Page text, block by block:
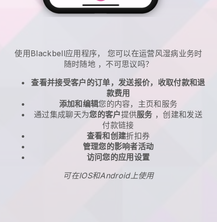
使用 Blackbell应用程序， 您可以在运营风湿病业务时
随时随地，不可思议吗？
查看并接受客户的订单，发送报价，收取付款和退
款费用
添加和编辑您的内容，主页和服务
通过集成聊天为您的客户提供服务 ，创建和发送
付款链接
查看和创建折扣券
管理您的影响者活动
访问您的应用设置
可在IOS和Android上使用